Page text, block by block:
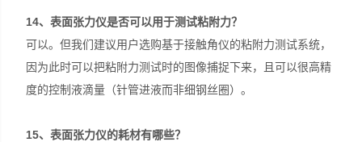
14、表面张力仪是否可以用于测试粘附力？
可以。但我们建议用户选购基于接触角仪的粘附力测试系统，
因为此时可以把粘附力测试时的图像捕捉下来，且可以很高精
度的控制液滴量（针管进液而非细钢丝圈）。
15、表面张力仪的耗材有哪些？